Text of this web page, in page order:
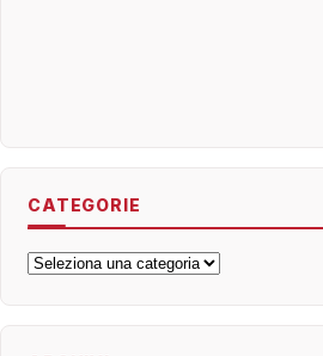
CATEGORIE
Categorie